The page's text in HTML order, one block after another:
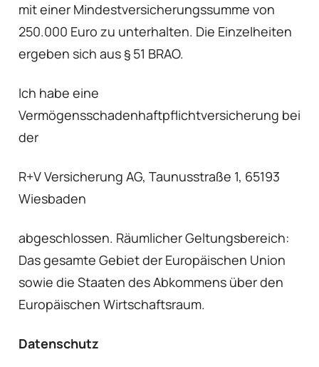
mit einer Mindestversicherungssumme von
250.000 Euro zu unterhalten. Die Einzelheiten
ergeben sich aus § 51 BRAO.
Ich habe eine
Vermögensschadenhaftpflichtversicherung bei
der
R+V Versicherung AG, Taunusstraße 1, 65193
Wiesbaden
abgeschlossen. Räumlicher Geltungsbereich:
Das gesamte Gebiet der Europäischen Union
sowie die Staaten des Abkommens über den
Europäischen Wirtschaftsraum.
Datenschutz